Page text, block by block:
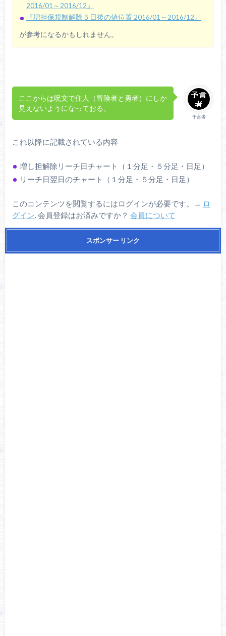
2016/01～2016/12』
『増担保規制解除５日後の値位置 2016/01～2016/12』
が参考になるかもしれません。
予言者
ここからは呪文で住人（冒険者と勇者）にしか
見えないようになっておる。
これ以降に記載されている内容
増し担解除リーチ日チャート（１分足・５分足・日足）
リーチ日翌日のチャート（１分足・５分足・日足）
このコンテンツを閲覧するにはログインが必要です。→ ロ
グイン. 会員登録はお済みですか？ 会員について
スポンサー リンク